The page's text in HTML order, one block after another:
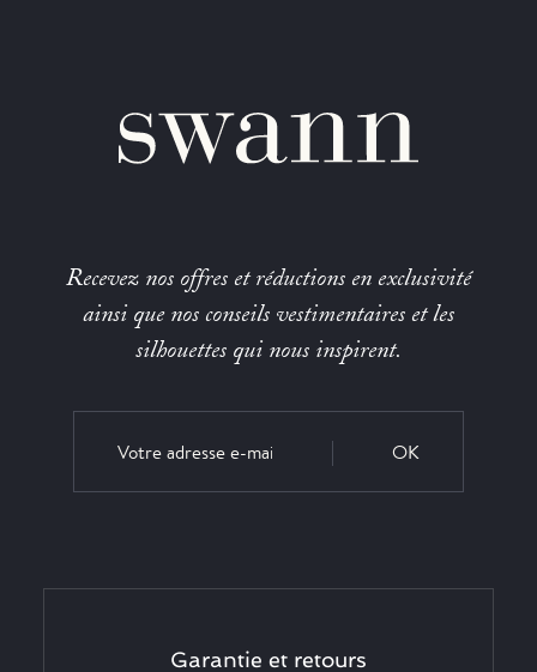
Recevez nos offres et réductions en exclusivité
ainsi que nos conseils vestimentaires et les
silhouettes qui nous inspirent.
OK
Garantie et retours